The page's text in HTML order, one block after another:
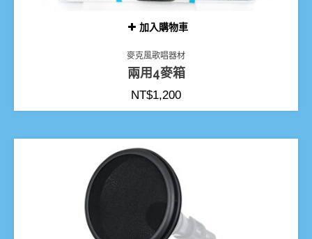
加入購物車
麥克風歌唱器材
兩用4麥箱
NT$1,200